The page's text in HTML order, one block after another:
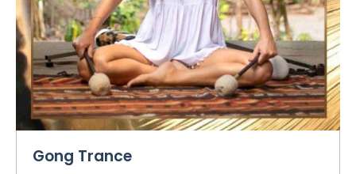
Gong Trance